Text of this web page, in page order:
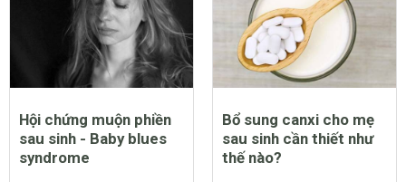
Hội chứng muộn phiền
sau sinh - Baby blues
syndrome
Bổ sung canxi cho mẹ
sau sinh cần thiết như
thế nào?